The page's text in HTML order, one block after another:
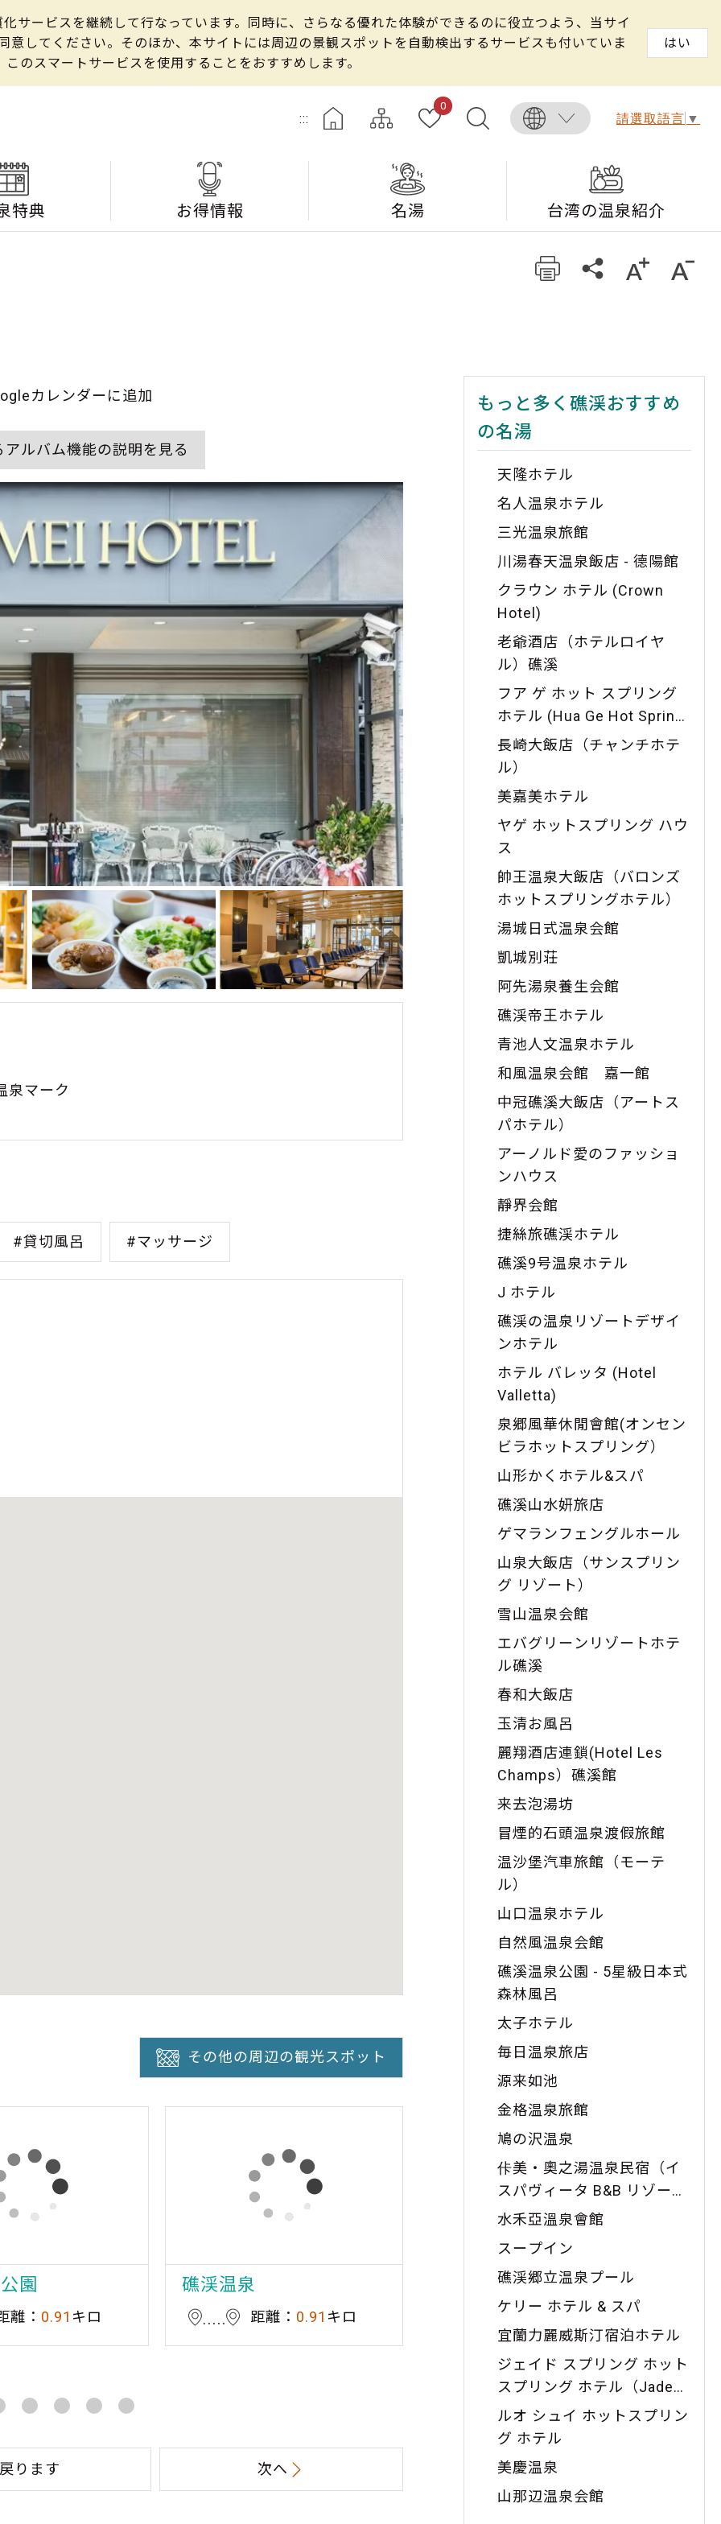
サービスを継続して行なっています。同時に、さらなる優れた体験ができるのに役立つよう、当サイ
意してください。そのほか、本サイトには周辺の景観スポットを自動検出するサービスも付いていま
のスマートサービスを使用することをおすすめします。
はい
:::
0
請選取語言 ▼
特典 お得情報 名湯 台湾の温泉紹介
カレンダーに追加
ルバム機能の説明を見る
泉マーク
#貸切風呂 #マッサージ
その他の周辺の観光スポット
園
離： 0.91 キロ
礁渓温泉
距離： 0.91 キロ
礁渓協天廟
距離： 1.17キロ
戻ります 次へ
もっと多く礁渓おすすめ
の名湯
天隆ホテル
名人温泉ホテル
三光温泉旅館
川湯春天温泉飯店 - 德陽館
クラウン ホテル (Crown
Hotel)
老爺酒店（ホテルロイヤ
ル）礁溪
フア ゲ ホット スプリング
ホテル (Hua Ge Hot Spring
Hotel)
長崎大飯店（チャンチホテ
ル）
美嘉美ホテル
ヤゲ ホットスプリング ハウ
ス
帥王温泉大飯店（バロンズ
ホットスプリングホテル）
湯城日式温泉会館
凱城別荘
阿先湯泉養生会館
礁渓帝王ホテル
青池人文温泉ホテル
和風温泉会館 嘉一館
中冠礁溪大飯店（アートス
パホテル）
アーノルド愛のファッショ
ンハウス
靜界会館
捷絲旅礁渓ホテル
礁溪9号温泉ホテル
J ホテル
礁渓の温泉リゾートデザイ
ンホテル
ホテル バレッタ (Hotel
Valletta)
泉郷風華休閒會館(オンセン
ビラホットスプリング）
山形かくホテル&スパ
礁溪山水妍旅店
ゲマランフェングルホール
山泉大飯店（サンスプリン
グ リゾート）
雪山温泉会館
エバグリーンリゾートホテ
ル礁溪
春和大飯店
玉清お風呂
麗翔酒店連鎖(Hotel Les
Champs）礁溪館
来去泡湯坊
冒煙的石頭温泉渡假旅館
温沙堡汽車旅館（モーテ
ル）
山口温泉ホテル
自然風温泉会館
礁溪温泉公園 - 5星級日本式
森林風呂
太子ホテル
毎日温泉旅店
源来如池
金格温泉旅館
鳩の沢温泉
佧美・奧之湯温泉民宿（イ
スパヴィータ B&B リゾート
）
水禾亞溫泉會館
スープイン
礁渓郷立温泉プール
ケリー ホテル & スパ
宜蘭力麗威斯汀宿泊ホテル
ジェイド スプリング ホット
スプリング ホテル（Jade
Spring Hot Spring Hotel）
ルオ シュイ ホットスプリン
グ ホテル
美慶温泉
山那辺温泉会館